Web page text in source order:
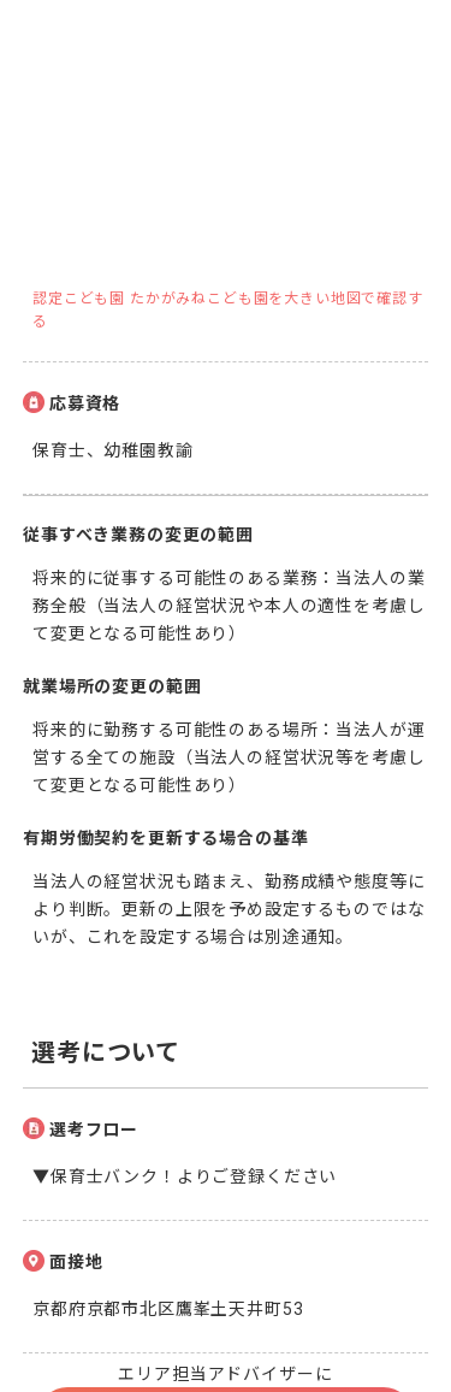
認定こども園 たかがみねこども園を大きい地図で確認す
る
応募資格
保育士、幼稚園教諭
従事すべき業務の変更の範囲
将来的に従事する可能性のある業務：当法人の業
務全般（当法人の経営状況や本人の適性を考慮し
て変更となる可能性あり）
就業場所の変更の範囲
将来的に勤務する可能性のある場所：当法人が運
営する全ての施設（当法人の経営状況等を考慮し
て変更となる可能性あり）
有期労働契約を更新する場合の基準
当法人の経営状況も踏まえ、勤務成績や態度等に
より判断。更新の上限を予め設定するものではな
いが、これを設定する場合は別途通知。
選考について
選考フロー
▼保育士バンク！よりご登録ください
面接地
京都府京都市北区鷹峯土天井町53
エリア担当アドバイザーに